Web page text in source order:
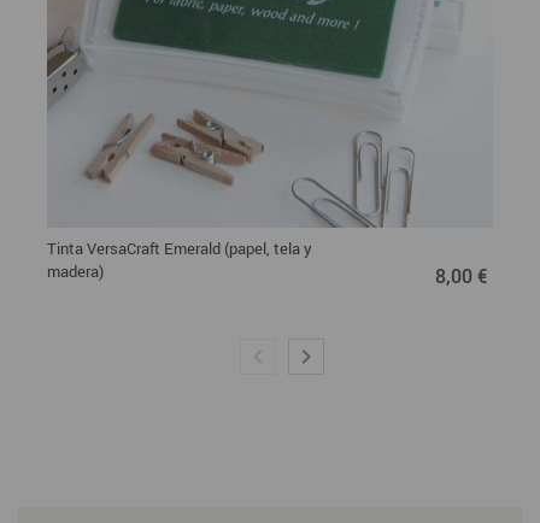
Tinta VersaCraft Emerald (papel, tela y
madera)
8,00 €